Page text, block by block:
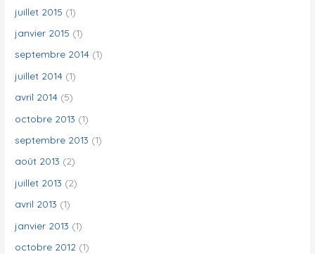
juillet 2015 (1)
janvier 2015 (1)
septembre 2014 (1)
juillet 2014 (1)
avril 2014 (5)
octobre 2013 (1)
septembre 2013 (1)
août 2013 (2)
juillet 2013 (2)
avril 2013 (1)
janvier 2013 (1)
octobre 2012 (1)